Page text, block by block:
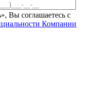
Вы соглашаетесь c
Компании